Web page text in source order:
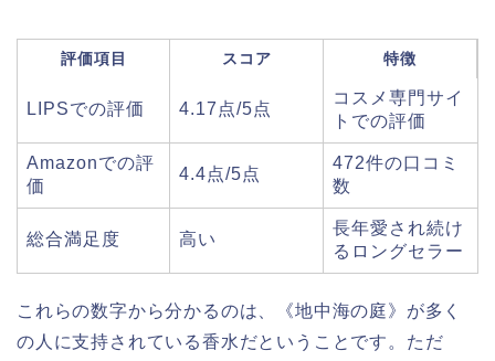
評価項目 スコア 特徴
LIPSでの評価 4.17点/5点
コスメ専門サイ
トでの評価
Amazonでの評
価
4.4点/5点
472件の口コミ
数
総合満足度 高い
長年愛され続け
るロングセラー
これらの数字から分かるのは、《地中海の庭》が多く
の人に支持されている香水だということです。ただ